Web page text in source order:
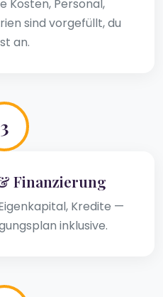
Kosten, Personal,
sind vorgefüllt, du
an.
3
Finanzierung
Kredite —
inklusive.